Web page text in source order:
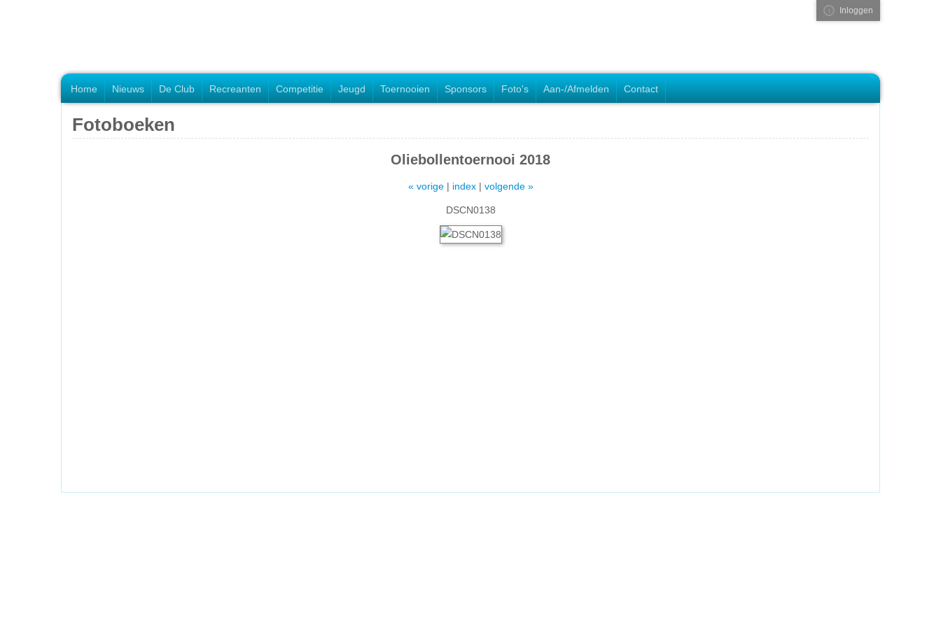
Visual ClubWeb
Inloggen
Home Nieuws De Club Recreanten Competitie Jeugd Toernooien Sponsors Foto's Aan-/Afmelden Contact
Fotoboeken
Oliebollentoernooi 2018
« vorige| index| volgende »
DSCN0138